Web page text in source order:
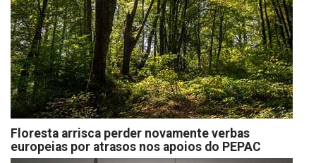
Floresta arrisca perder novamente verbas
europeias por atrasos nos apoios do PEPAC